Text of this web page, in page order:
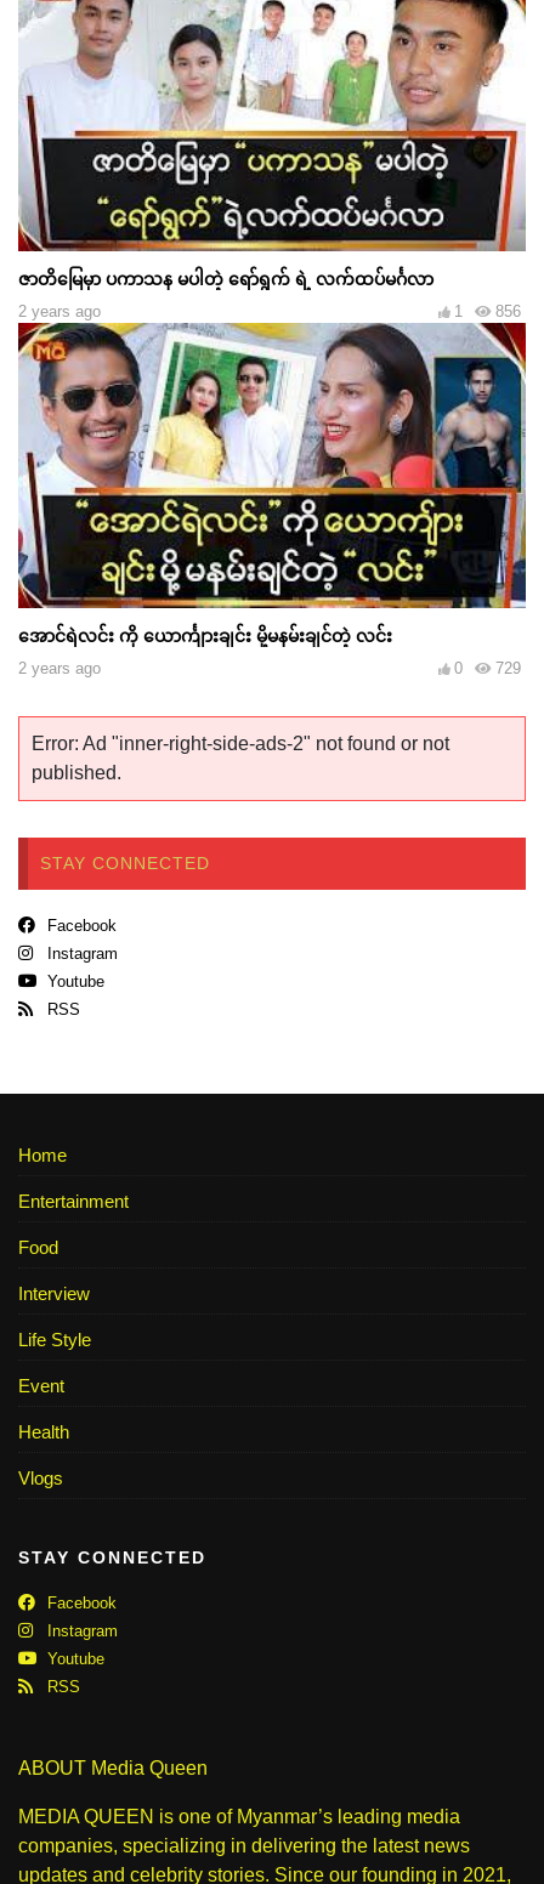
ဇာတိမြေမှာ ပကာသန မပါတဲ့ ရော်ရွက် ရဲ့ လက်ထပ်မင်္ဂလာ
2 years ago 856
1
အောင်ရဲလင်း ကို ယောင်္ကျားချင်း မို့မနမ်းချင်တဲ့ လင်း
2 years ago 729
0
Error: Ad "inner-right-side-ads-2" not found or not
published.
STAY CONNECTED
Facebook
Instagram
Youtube
RSS
Home
Entertainment
Food
Interview
Life Style
Event
Health
Vlogs
STAY CONNECTED
Facebook
Instagram
Youtube
RSS
ABOUT Media Queen
MEDIA QUEEN is one of Myanmar’s leading media
companies, specializing in delivering the latest news
updates and celebrity stories. Since our founding in 2021,